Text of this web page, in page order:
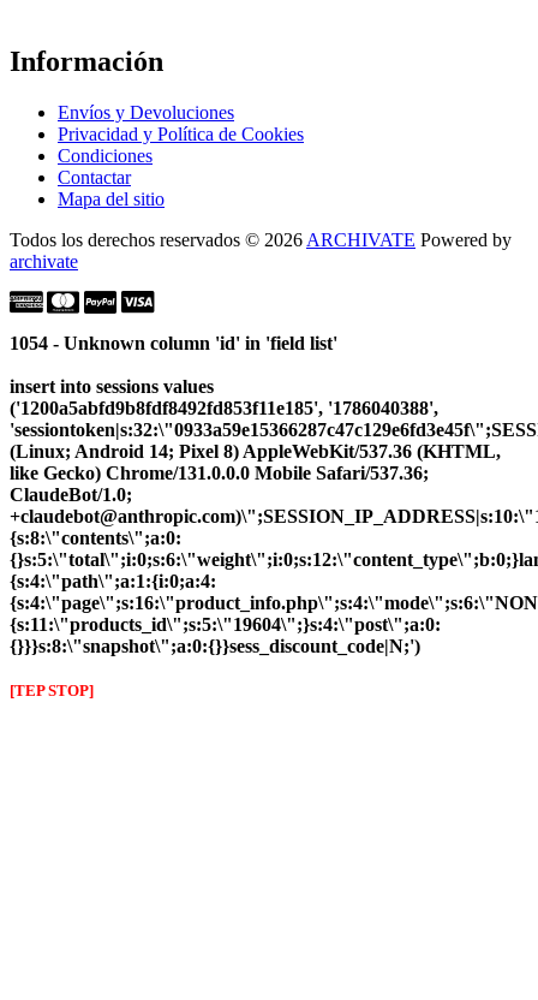
Información
Envíos y Devoluciones
Privacidad y Política de Cookies
Condiciones
Contactar
Mapa del sitio
Todos los derechos reservados © 2026 ARCHIVATE Powered by
archivate
1054 - Unknown column 'id' in 'field list'
insert into sessions values
('1200a5abfd9b8fdf8492fd853f11e185', '1786040388',
(Linux; Android 14; Pixel 8) AppleWebKit/537.36 (KHTML,
like Gecko) Chrome/131.0.0.0 Mobile Safari/537.36;
ClaudeBot/1.0;
{s:8:\"contents\";a:0:
{s:4:\"path\";a:1:{i:0;a:4:
{s:11:\"products_id\";s:5:\"19604\";}s:4:\"post\";a:0:
{}}}s:8:\"snapshot\";a:0:{}}sess_discount_code|N;')
[TEP STOP]